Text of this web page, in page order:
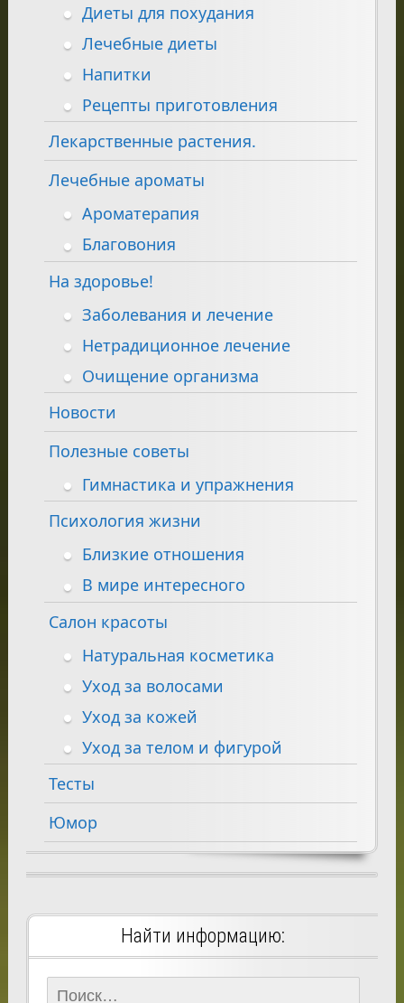
Диеты для похудания
Лечебные диеты
Напитки
Рецепты приготовления
Лекарственные растения.
Лечебные ароматы
Ароматерапия
Благовония
На здоровье!
Заболевания и лечение
Нетрадиционное лечение
Очищение организма
Новости
Полезные советы
Гимнастика и упражнения
Психология жизни
Близкие отношения
В мире интересного
Салон красоты
Натуральная косметика
Уход за волосами
Уход за кожей
Уход за телом и фигурой
Тесты
Юмор
Найти информацию:
Найти: